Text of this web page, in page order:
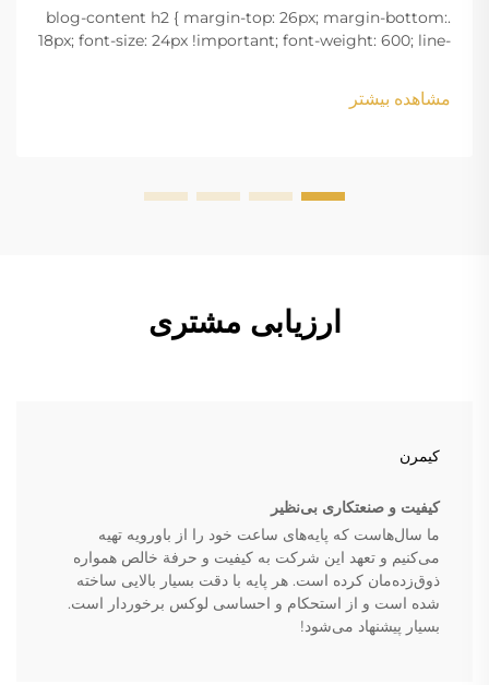
.blog-content h2 { margin-top: 26px; margin-bottom:
18px; font-size: 24px !important; font-weight: 600; line-
margin-bottom: 18px; font-size: 20px !important; font-
w...
مشاهده بیشتر
ارزیابی مشتری
کیمرن
کیفیت و صنعتکاری بی‌نظیر
ما سال‌هاست که پایه‌های ساعت خود را از باورویه تهیه
می‌کنیم و تعهد این شرکت به کیفیت و حرفة خالص همواره
ذوق‌زده‌مان کرده است. هر پایه با دقت بسیار بالایی ساخته
شده است و از استحکام و احساسی لوکس برخوردار است.
بسیار پیشنهاد می‌شود!